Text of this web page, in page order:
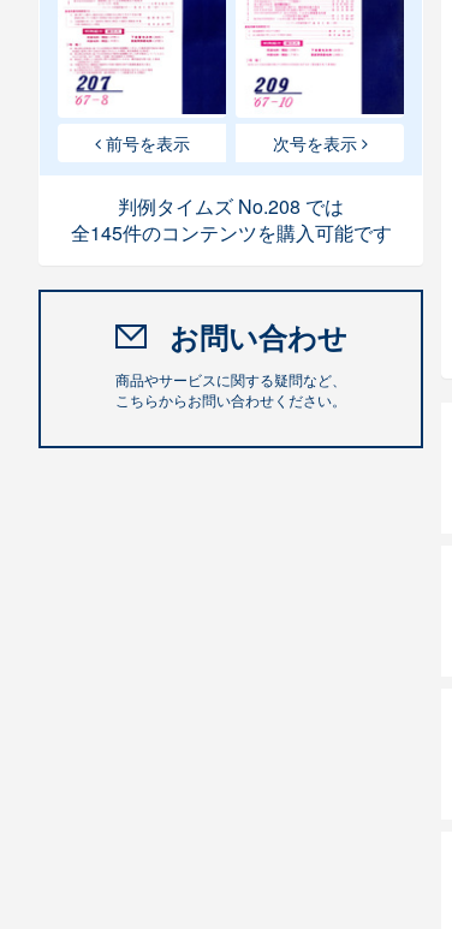
前号を表示 次号を表示
判例タイムズ No.208 では
全145件のコンテンツを購入可能です
お問い合わせ
商品やサービスに関する疑問など、
こちらからお問い合わせください。